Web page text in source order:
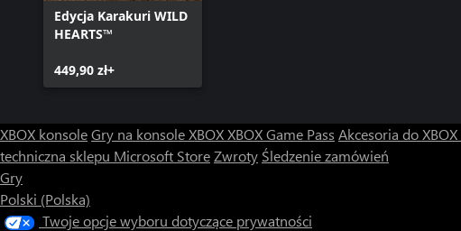
Edycja Karakuri WILD
HEARTS™
449,90 zł+
XBOX konsoleGry na konsole XBOXXBOX Game Pass Akcesoria do XBOX
techniczna sklepu Microsoft StoreZwroty Śledzenie zamówień
Gry
Polski (Polska)
Twoje opcje wyboru dotyczące prywatności